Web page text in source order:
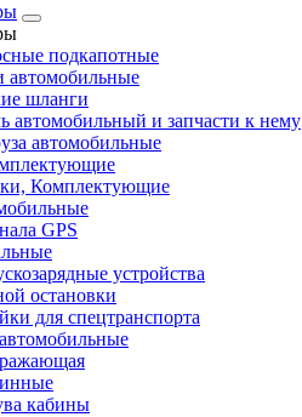
подкапотные
автомобильные
шланги
автомобильный и запчасти к нему
автомобильные
Комплектующие
GPS
устройства
остановки
для спецтранспорта
кабины